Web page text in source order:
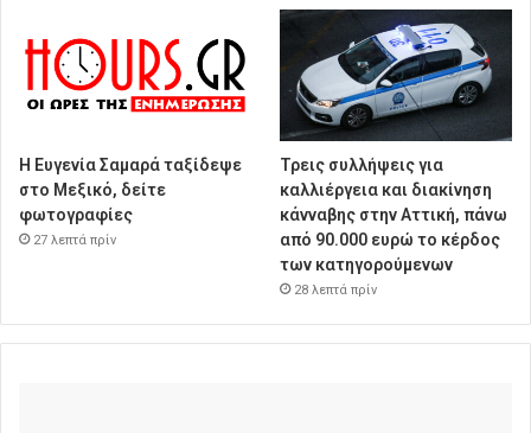
Η Ευγενία Σαμαρά ταξίδεψε
στο Μεξικό, δείτε
φωτογραφίες
27 λεπτά πρίν
Τρεις συλλήψεις για
καλλιέργεια και διακίνηση
κάνναβης στην Αττική, πάνω
από 90.000 ευρώ το κέρδος
των κατηγορούμενων
28 λεπτά πρίν